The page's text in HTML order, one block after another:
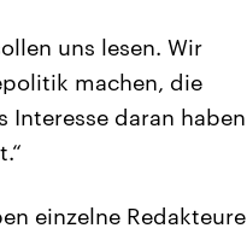
uns lesen. Wir
machen, die
Interesse daran haben
einzelne Redakteure